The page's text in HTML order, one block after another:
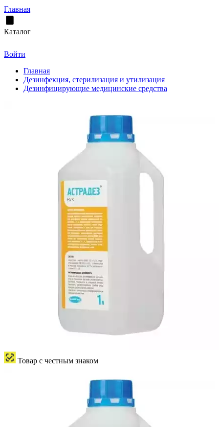
Главная
Каталог
Войти
Главная
Дезинфекция, стерилизация и утилизация
Дезинфицирующие медицинские средства
Товар с честным знаком